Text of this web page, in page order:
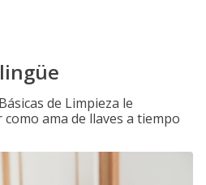
de Limpieza le
ama de llaves a tiempo